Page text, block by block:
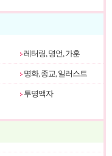
레터링, 명언, 가훈
명화, 종교, 일러스트
투명액자